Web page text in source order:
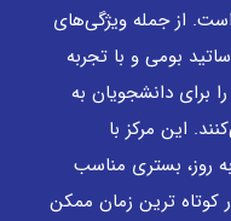
است. از جمله ویژگی‌های
بومی و با تجربه
برای دانشجویان به
این مرکز با
روز، بستری مناسب
کوتاه‌ ترین زمان ممکن